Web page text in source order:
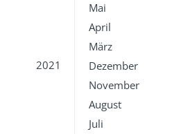
Mai
April
März
2021
Dezember
November
August
Juli